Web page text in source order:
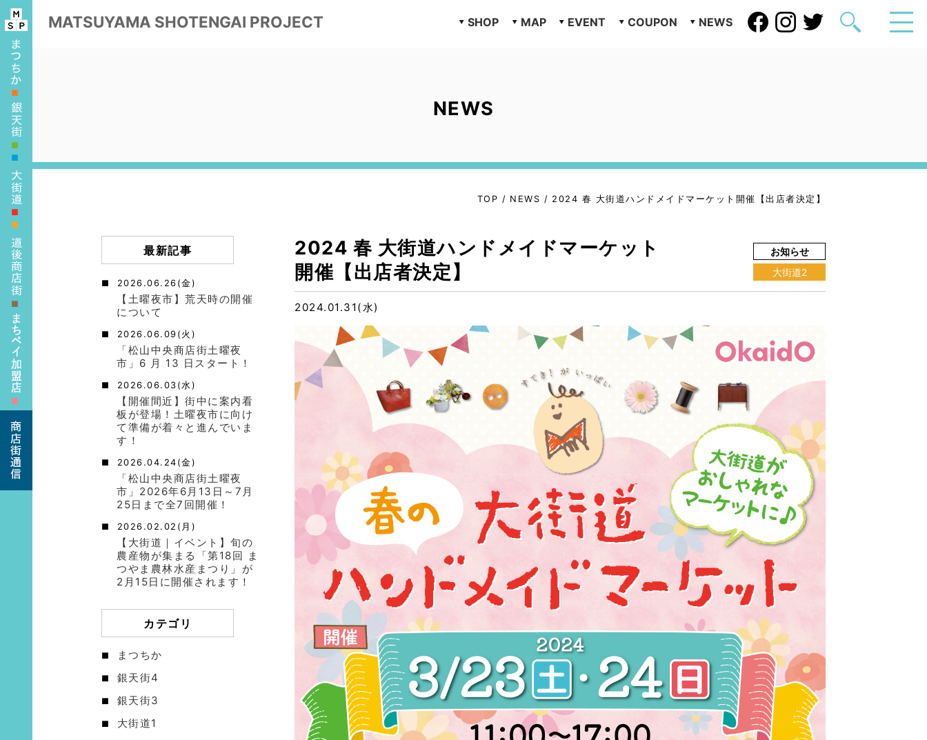
MATSUYAMA SHOTENGAI PROJECT SHOP MAP EVENT COUPON NEWS
■
■
■
■
■
■
■
NEWS
TOP / NEWS / 2024 春 大街道ハンドメイドマーケット開催【出店者決定】
2024 春 大街道ハンドメイドマーケット
開催【出店者決定】
お知らせ
大街道2
2024.01.31(水)
最新記事
2026.06.26(金)
【土曜夜市】荒天時の開催
について
2026.06.09(火)
「松山中央商店街土曜夜
市」6 月 13 日スタート！
2026.06.03(水)
【開催間近】街中に案内看
板が登場！土曜夜市に向け
て準備が着々と進んでいま
す！
2026.04.24(金)
「松山中央商店街土曜夜
市」2026年6月13日～7月
25日まで全7回開催！
2026.02.02(月)
【大街道｜イベント】旬の
農産物が集まる「第18回 ま
つやま農林水産まつり」が
2月15日に開催されます！
カテゴリ
まつちか
銀天街4
銀天街3
大街道1